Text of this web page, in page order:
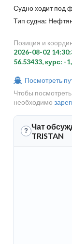
Судно ходит под
Тип судна:
Позиция и
2026-08-02
56.53433, курс: -
Посмотреть
Чтобы
необходимо
? Чат
TRISTAN